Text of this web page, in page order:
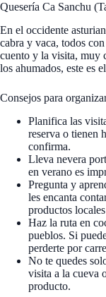
Quesería Ca Sanchu
En el occidente
cabra y vaca, todos
cuento y la visita, muy
los ahumados, este es
Consejos para
Planifica las
reserva o tienen
confirma.
Lleva nevera
en verano es
Pregunta y
les encanta
productos
Haz la ruta en
pueblos. Si
perderte por
No te quedes
visita a la cueva
producto.